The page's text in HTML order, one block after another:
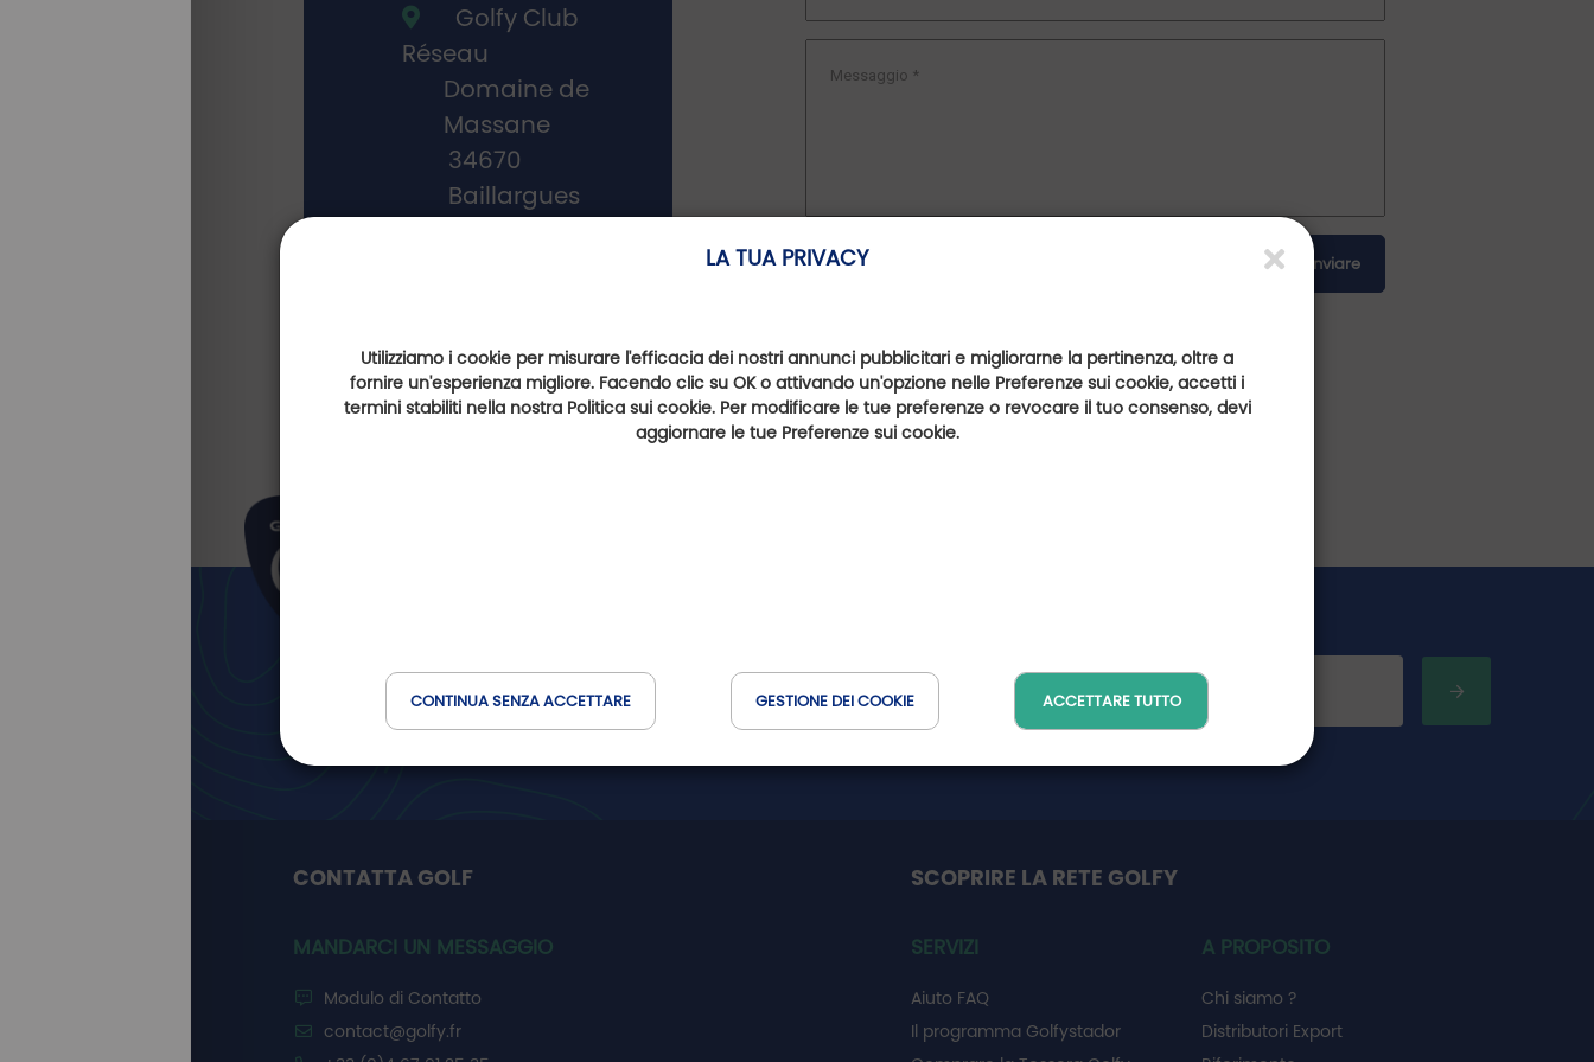
LA TUA PRIVACY
Utilizziamo i cookie per misurare l'efficacia dei nostri annunci pubblicitari e migliorarne la pertinenza, oltre a
fornire un'esperienza migliore. Facendo clic su OK o attivando un'opzione nelle Preferenze sui cookie, accetti i
termini stabiliti nella nostra Politica sui cookie. Per modificare le tue preferenze o revocare il tuo consenso, devi
aggiornare le tue Preferenze sui cookie.
CONTINUA SENZA ACCETTARE GESTIONE DEI COOKIE ACCETTARE TUTTO
Golfy Club
Réseau
Domaine de
Massane
34670
Baillargues
Inviare
Newsletter
Golfy
Non perdetevi le buone trovate della
Rete Golfy
CONTATTA GOLF
MANDARCI UN MESSAGGIO
Modulo di Contatto
contact@golfy.fr
SCOPRIRE LA RETE GOLFY
SERVIZI
Aiuto FAQ
Il programma Golfystador
A PROPOSITO
Chi siamo ?
Distributori Export